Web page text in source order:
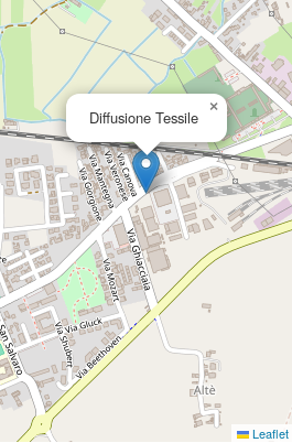
Diffusione Tessile ×
Leaflet